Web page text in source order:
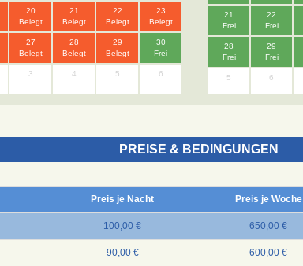
20
Belegt
21
Belegt
22
Belegt
23
Belegt
27
Belegt
28
Belegt
29
Belegt
30
Frei
3 4 5 6
21
Frei
22
Frei
28
Frei
29
Frei
5 6
PREISE & BEDINGUNGEN
Preis je Nacht Preis je Woche
100,00 € 650,00 €
90,00 € 600,00 €